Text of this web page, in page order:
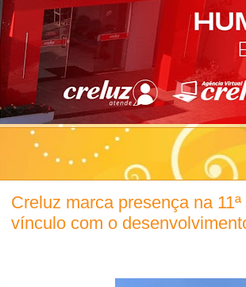
Creluz marca presença na
vínculo com o